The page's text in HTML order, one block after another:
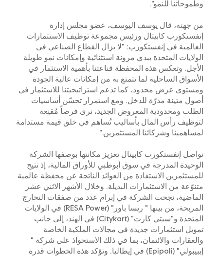
وطموحاتنا للنمو".
من جهته، قال يوسف اليوسف، عضو مجلس إدارة
إنفستكورب كابيتال ورئيس مجموعة توظيف الاستثمارات
العالمية في إنفستكورب: "لا يزال القطاع الصناعي في
الولايات المتحدة يبدي مرونة استثنائية وإمكانات نمو طويلة
الأجل. وتعكس هذه المحفظة قناعتنا بأهمية الاستثمار في
الأسواق الساحلية لما تتمتع به من إمكانات عالية الجودة
ومستوى عرض محدود، كما تدعم استراتيجيتنا للاستثمار في
أصول متينة مدرّة للدخل. ومع استمرار تحسّن أساسيات
الطلب ومحدودية المعروض الجديد، نرى فرصاً مُقنِعة
لتوظيف رأس المال بأساليب تُساهم في خلق قيمة مستدامة
لمساهمينا وشركائنا المستثمرين."
تواصل إنفستكورب كابيتال تعزيز مكانتها بوصفها الشركة
الوحيدة المدرجة في سوق أبوظبي للأوراق المالية، إذ تتيح
للمستثمرين الاستفادة من العوائد الناتجة عن محفظة عالمية
متنوّعة من الاستثمارات البديلة. وخلال الأشهر الاثني عشر
الماضية، نجحت الشركة في إبرام عدد من صفقات التخارج
المربحة، من بينها " ريسا باور" (RESA Power) في الولايات
المتحدة و"سيتي كارت" (Citykart) في الهند، إلى جانب
تمويل استثمارات جديدة في مجالات الملكية الخاصة
والعقارات والائتمان، بما في ذلك الاستحواذ على شركة "
إيبيبولي" (Epipoli) في إيطاليا. وتؤكد هذه الخطوات قدرة